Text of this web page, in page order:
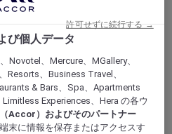
び個人データ
Novotel、Mercure、MGallery、
、Business Travel、
& Bars、Spa、Apartments
Experiences、Hera の各ウ
（Accor）およびそのパートナー
末に情報を保存またはアクセスす
許可せずに続行する →